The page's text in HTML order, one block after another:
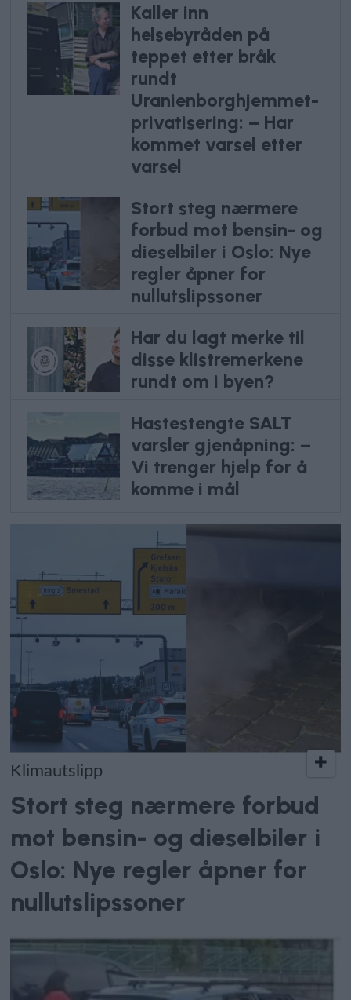
Kaller inn
helsebyråden på
teppet etter bråk
rundt
Uranienborghjemmet-
privatisering: – Har
kommet varsel etter
varsel
Stort steg nærmere
forbud mot bensin- og
dieselbiler i Oslo: Nye
regler åpner for
nullutslipssoner
Har du lagt merke til
disse klistremerkene
rundt om i byen?
Hastestengte SALT
varsler gjenåpning: –
Vi trenger hjelp for å
komme i mål
Klimautslipp
Stort steg nærmere forbud
mot bensin- og dieselbiler i
Oslo: Nye regler åpner for
nullutslipssoner